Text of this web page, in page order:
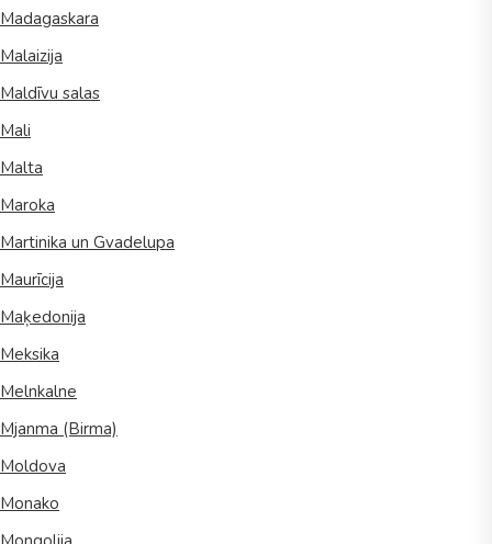
Madagaskara
Malaizija
Maldīvu salas
Mali
Malta
Maroka
Martinika un Gvadelupa
Maurīcija
Maķedonija
Meksika
Melnkalne
Mjanma (Birma)
Moldova
Monako